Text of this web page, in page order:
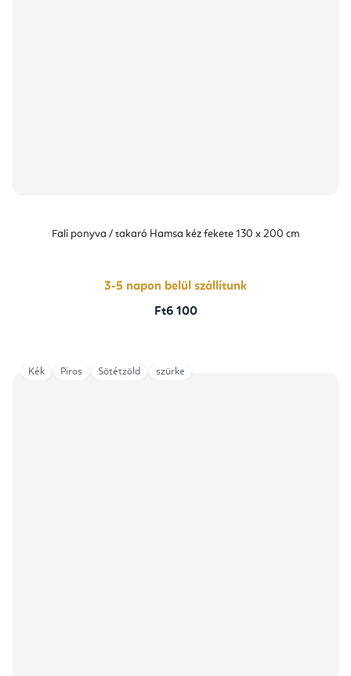
Fali ponyva / takaró Hamsa kéz fekete 130 x 200 cm
3-5 napon belül szállítunk
Ft6 100
Kék Piros Sötétzöld szürke